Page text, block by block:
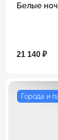
Белые
21 140 ₽
Города и